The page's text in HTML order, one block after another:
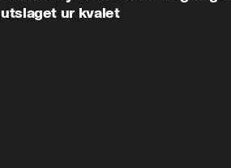
utslaget ur kvalet